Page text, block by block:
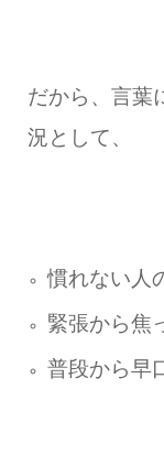
だから、言葉
況として、
慣れない人
緊張から焦
普段から早